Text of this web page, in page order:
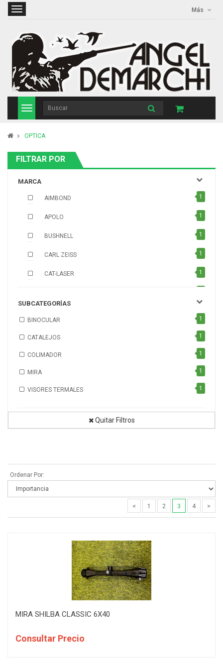
Más
OPTICA
FILTRAR POR
MARCA
AIMBOND 1
APOLO 1
BUSHNELL 1
CARL ZEISS 1
CAT-LASER 1
1
1
1
NIKKO STIRLING 1
SAVAGE
SIMMONS
SWAROVSKI 1
1
URCO 1
SUBCATEGORÍAS
BINOCULAR 1
CATALEJOS 1
COLIMADOR 1
MIRA 1
VISORES TERMALES 1
Quitar Filtros
Ordenar Por:
< 1 2 3 4 >
MIRA SHILBA CLASSIC 6X40
Consultar Precio